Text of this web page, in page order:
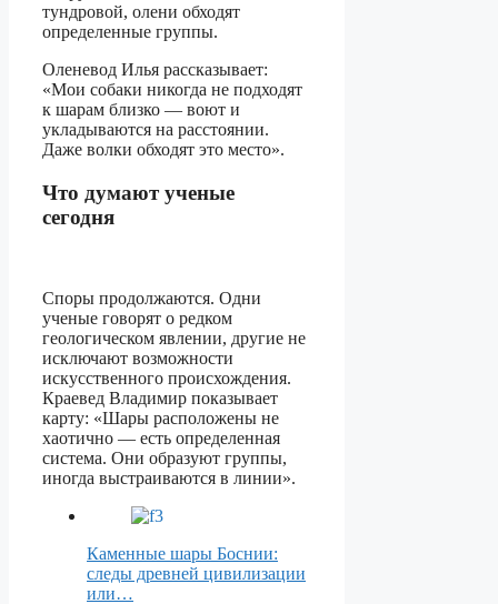
тундровой, олени обходят
определенные группы.
Оленевод Илья рассказывает:
«Мои собаки никогда не подходят
к шарам близко — воют и
укладываются на расстоянии.
Даже волки обходят это место».
Что думают ученые
сегодня
Споры продолжаются. Одни
ученые говорят о редком
геологическом явлении, другие не
исключают возможности
искусственного происхождения.
Краевед Владимир показывает
карту: «Шары расположены не
хаотично — есть определенная
система. Они образуют группы,
иногда выстраиваются в линии».
Каменные шары Боснии:
следы древней цивилизации
или…